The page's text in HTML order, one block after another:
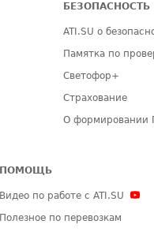
БЕЗОПАСНОСТЬ
ATI.SU о
Памятка по
Светофор+
Страхование
О формировании
ПОМОЩЬ
Видео по работе с ATI.SU
Полезное по перевозкам